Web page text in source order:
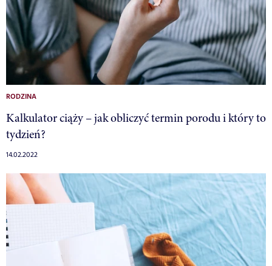
RODZINA
Kalkulator ciąży – jak obliczyć termin porodu i który to
tydzień?
14.02.2022